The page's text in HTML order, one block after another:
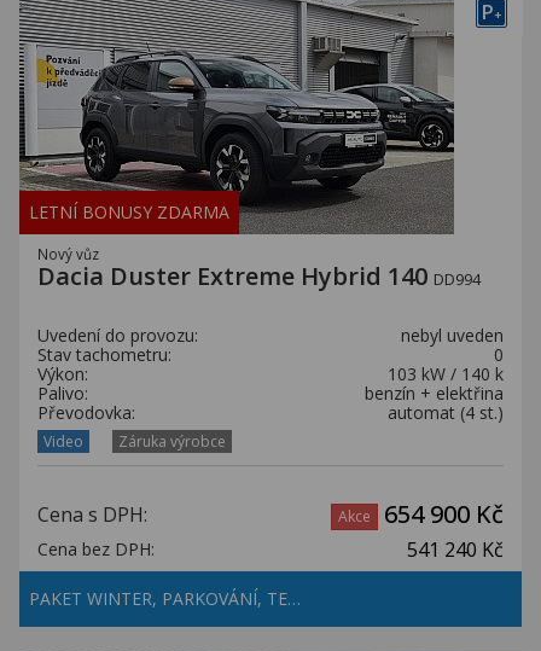
P+
LETNÍ BONUSY ZDARMA
Nový vůz
Dacia Duster Extreme Hybrid 140 DD994
Uvedení do provozu:
nebyl uveden
Stav tachometru:
0
Výkon:
103 kW / 140 k
Palivo:
benzín + elektřina
Převodovka:
automat (4 st.)
Video Záruka výrobce
Cena s DPH: Akce 654 900 Kč
Cena bez DPH: 541 240 Kč
PAKET WINTER, PARKOVÁNÍ, TE…